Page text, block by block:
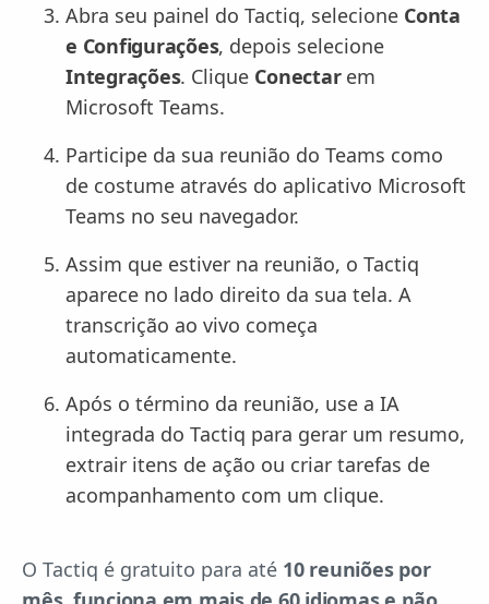
Abra seu painel do Tactiq, selecione Conta
e Configurações, depois selecione
Integrações. Clique Conectarem
Microsoft Teams.
Participe da sua reunião do Teams como
de costume através do aplicativo Microsoft
Teams no seu navegador.
Assim que estiver na reunião, o Tactiq
aparece no lado direito da sua tela. A
transcrição ao vivo começa
automaticamente.
Após o término da reunião, use a IA
integrada do Tactiq para gerar um resumo,
extrair itens de ação ou criar tarefas de
acompanhamento com um clique.
O Tactiq é gratuito para até 10 reuniões por